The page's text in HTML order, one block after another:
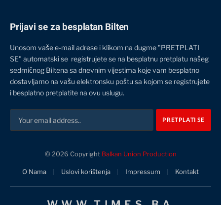
Prijavi se za besplatan Bilten
Unosom vaše e-mail adrese i klikom na dugme "PRETPLATI
SE" automatski se registrujete se na besplatnu pretplatu našeg
sedmičnog Biltena sa dnevnim vijestima koje vam besplatno
dostavljamo na vašu elektronsku poštu sa kojom se registrujete
i besplatno pretplatite na ovu uslugu.
© 2026 Copyright Balkan Union Production
O Nama Uslovi korištenja Impressum Kontakt